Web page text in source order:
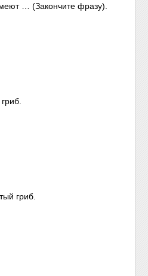
… (Закончите фразу).
гриб.